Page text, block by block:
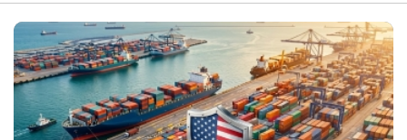
관심정보
기업전용